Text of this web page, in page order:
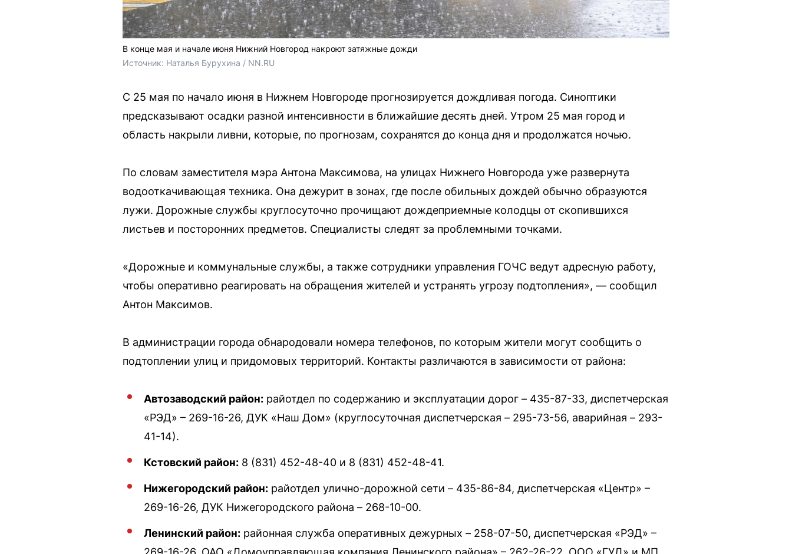
В конце мая и начале июня Нижний Новгород накроют затяжные дожди
Источник: Наталья Бурухина / NN.RU
С 25 мая по начало июня в Нижнем Новгороде прогнозируется дождливая погода. Синоптики
предсказывают осадки разной интенсивности в ближайшие десять дней. Утром 25 мая город и
область накрыли ливни, которые, по прогнозам, сохранятся до конца дня и продолжатся ночью.
По словам заместителя мэра Антона Максимова, на улицах Нижнего Новгорода уже развернута
водооткачивающая техника. Она дежурит в зонах, где после обильных дождей обычно образуются
лужи. Дорожные службы круглосуточно прочищают дождеприемные колодцы от скопившихся
листьев и посторонних предметов. Специалисты следят за проблемными точками.
«Дорожные и коммунальные службы, а также сотрудники управления ГОЧС ведут адресную работу,
чтобы оперативно реагировать на обращения жителей и устранять угрозу подтопления», — сообщил
Антон Максимов.
В администрации города обнародовали номера телефонов, по которым жители могут сообщить о
подтоплении улиц и придомовых территорий. Контакты различаются в зависимости от района:
Автозаводский район: райотдел по содержанию и эксплуатации дорог – 435-87-33, диспетчерская
«РЭД» – 269-16-26, ДУК «Наш Дом» (круглосуточная диспетчерская – 295-73-56, аварийная – 293-
41-14).
Кстовский район: 8 (831) 452-48-40 и 8 (831) 452-48-41.
Нижегородский район: райотдел улично-дорожной сети – 435-86-84, диспетчерская «Центр» –
269-16-26, ДУК Нижегородского района – 268-10-00.
Ленинский район: районная служба оперативных дежурных – 258-07-50, диспетчерская «РЭД» –